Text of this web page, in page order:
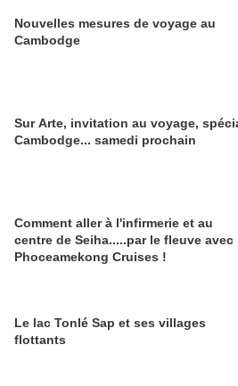
Nouvelles mesures de voyage au
Cambodge
Sur Arte, invitation au voyage,
Cambodge... samedi prochain
Comment aller à l'infirmerie et au
centre de Seiha.....par le fleuve avec
Phoceamekong Cruises !
Le lac Tonlé Sap et ses villages
flottants